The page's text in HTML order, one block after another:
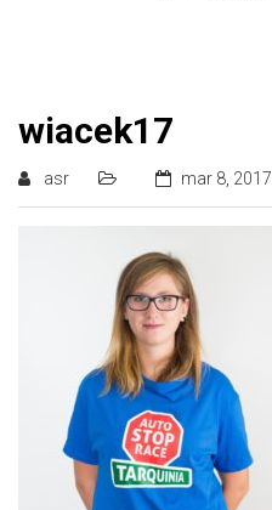
wiacek17
asr mar 8, 2017